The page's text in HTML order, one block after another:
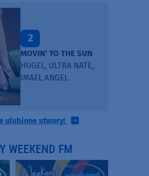
2
MOVIN’ TO THE SUN
HUGEL, ULTRA NATE,
IMAEL ANGEL
ulubione utwory!
WEEKEND FM